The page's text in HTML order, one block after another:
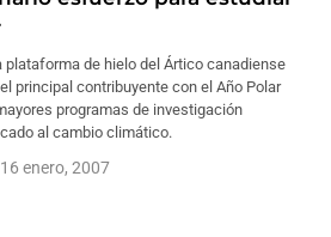
plataforma de hielo del Ártico canadiense
principal contribuyente con el Año Polar
programas de investigación
al cambio climático.
16 enero, 2007